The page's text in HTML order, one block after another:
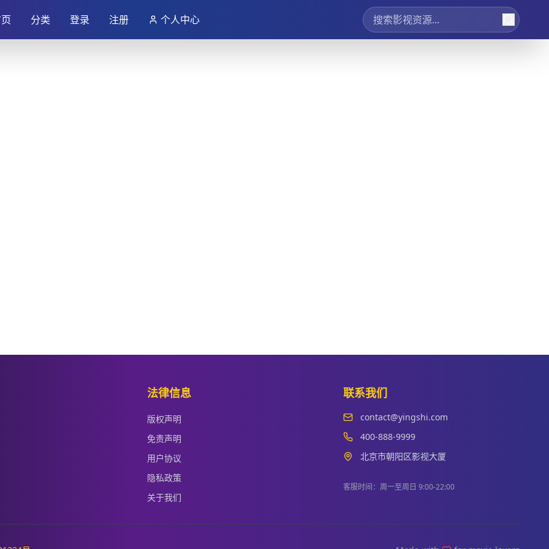
分类 登录 注册 个人中心
法律信息
版权声明
免责声明
用户协议
隐私政策
关于我们
联系我们
contact@yingshi.com
400-888-9999
北京市朝阳区影视大厦
客服时间：周一至周日 9:00-22:00